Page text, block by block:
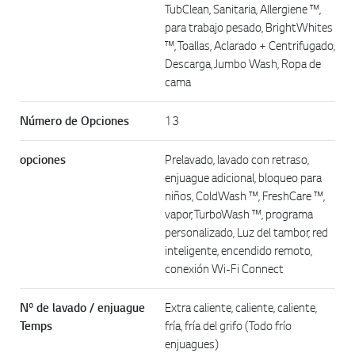
TubClean, Sanitaria, Allergiene ™,
para trabajo pesado, BrightWhites
™, Toallas, Aclarado + Centrifugado,
Descarga, Jumbo Wash, Ropa de
cama
Número de Opciones 13
opciones
Prelavado, lavado con retraso,
enjuague adicional, bloqueo para
niños, ColdWash ™, FreshCare ™,
vapor, TurboWash ™, programa
personalizado, Luz del tambor, red
inteligente, encendido remoto,
conexión Wi-Fi Connect
Nº de lavado / enjuague
Temps
Extra caliente, caliente, caliente,
fría, fría del grifo (Todo frío
enjuagues)